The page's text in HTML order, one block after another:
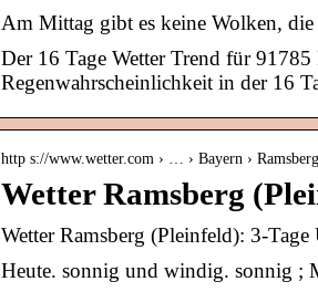
Am Mittag gibt es keine Wolken,
Der 16 Tage Wetter Trend für 91785
Regenwahrscheinlichkeit in der 16
http s://www.wetter.com › … › Bayern › Ramsberg
Wetter Ramsberg
Wetter Ramsberg (Pleinfeld): 3-Tage
Heute. sonnig und windig. sonnig ;